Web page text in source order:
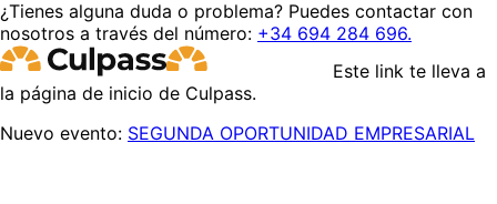
¿Tienes alguna duda o problema? Puedes contactar con
nosotros a través del número: +34 694 284 696.
Este link te lleva a
la página de inicio de Culpass.
Nuevo evento: SEGUNDA OPORTUNIDAD EMPRESARIAL